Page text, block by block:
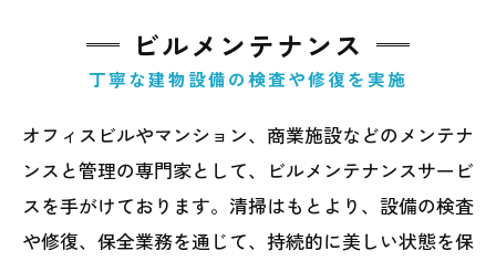
ビルメンテナンス
丁寧な建物設備の検査や修復を実施
オフィスビルやマンション、商業施設などのメンテナ
ンスと管理の専門家として、ビルメンテナンスサービ
スを手がけております。清掃はもとより、設備の検査
や修復、保全業務を通じて、持続的に美しい状態を保